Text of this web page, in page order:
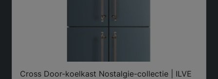
Cross Door-koelkast Nostalgie-collectie | ILVE